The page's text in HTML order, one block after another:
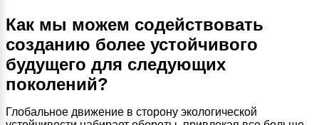
Как мы можем содействовать
созданию более устойчивого
будущего для следующих
поколений?
Глобальное движение в сторону экологической